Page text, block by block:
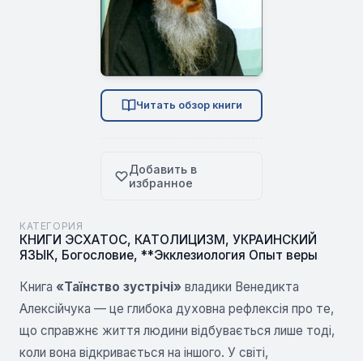
Читать обзор книги
Добавить в
избранное
КАТЕГОРИЯ
КНИГИ ЭСХАТОС, КАТОЛИЦИЗМ, УКРАИНСКИЙ
ЯЗЫК, Богословие, **Экклезиология Опыт веры
Книга «Таїнство зустрічі» владики Венедикта
Алексійчука — це глибока духовна рефлексія про те,
що справжнє життя людини відбувається лише тоді,
коли вона відкривається на іншого. У світі,